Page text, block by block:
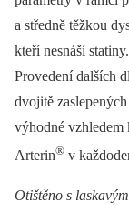
a středně těžkou
kteří nesnáší
Provedení dalších
dvojitě
výhodné vzhledem
Arterin® v
Otištěno s